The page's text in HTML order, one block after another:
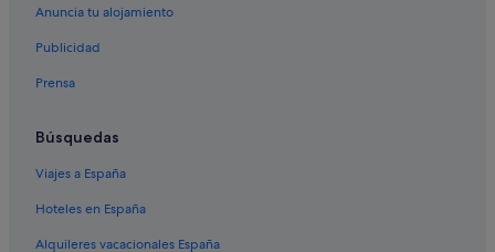
Hoteles con spa en Vigo
La Coruña hoteles
Santiago de Compostela hoteles
Apartoteles en Vigo
Hoteles de 4 estrellas en Sarria
Anuncia tu alojamiento
Publicidad
Prensa
Búsquedas
Viajes a España
Hoteles en España
Alquileres vacacionales España